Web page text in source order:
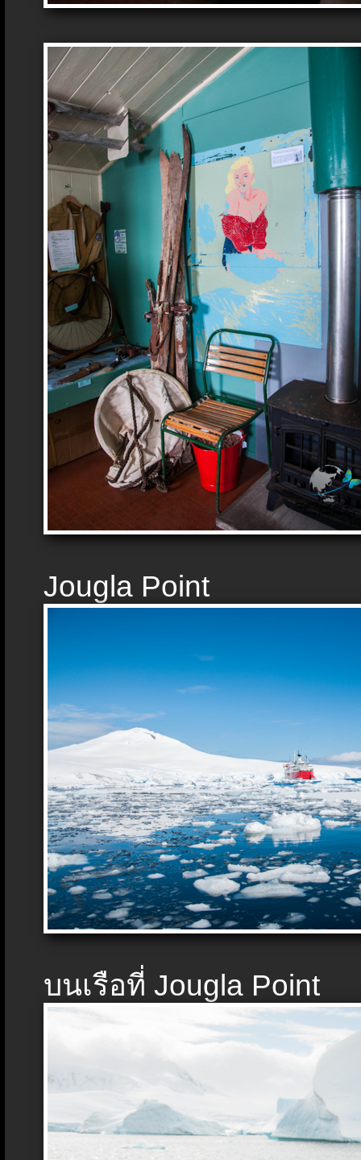
Jougla Point
บนเรือที่ Jougla Point